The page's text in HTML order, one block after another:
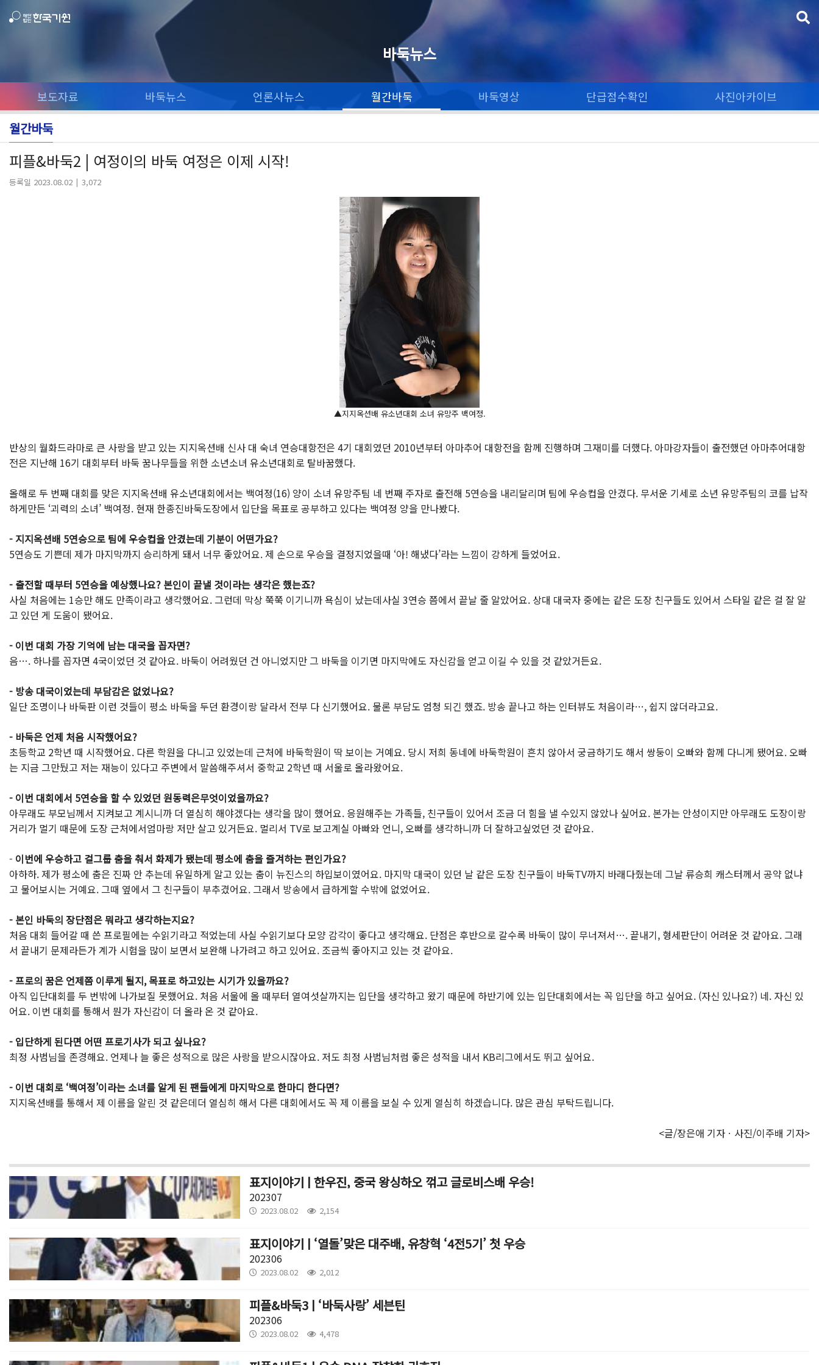
바둑뉴스
보도자료 바둑뉴스 언론사뉴스 월간바둑 바둑영상 단급점수확인 사진아카이브
월간바둑
피플&바둑2 | 여정이의 바둑 여정은 이제 시작!
등록일 2023.08.02 3,072
▲지지옥션배 유소년대회 소녀 유망주 백여정.
반상의 월화드라마로 큰 사랑을 받고 있는 지지옥션배 신사 대 숙녀 연승대항전은 4기 대회였던 2010년부터 아마추어 대항전을 함께 진행하며 그재미를 더했다. 아마강자들이 출전했던 아마추어대항
전은 지난해 16기 대회부터 바둑 꿈나무들을 위한 소년소녀 유소년대회로 탈바꿈했다.
올해로 두 번째 대회를 맞은 지지옥션배 유소년대회에서는 백여정(16) 양이 소녀 유망주팀 네 번째 주자로 출전해 5연승을 내리달리며 팀에 우승컵을 안겼다. 무서운 기세로 소년 유망주팀의 코를 납작
하게만든 ‘괴력의 소녀’ 백여정. 현재 한종진바둑도장에서 입단을 목표로 공부하고 있다는 백여정 양을 만나봤다.
- 지지옥션배 5연승으로 팀에 우승컵을 안겼는데 기분이 어떤가요?
5연승도 기쁜데 제가 마지막까지 승리하게 돼서 너무 좋았어요. 제 손으로 우승을 결정지었을때 ‘아! 해냈다’라는 느낌이 강하게 들었어요.
- 출전할 때부터 5연승을 예상했나요? 본인이 끝낼 것이라는 생각은 했는죠?
사실 처음에는 1승만 해도 만족이라고 생각했어요. 그런데 막상 쭉쭉 이기니까 욕심이 났는데사실 3연승 쯤에서 끝날 줄 알았어요. 상대 대국자 중에는 같은 도장 친구들도 있어서 스타일 같은 걸 잘 알
고 있던 게 도움이 됐어요.
- 이번 대회 가장 기억에 남는 대국을 꼽자면?
음…. 하나를 꼽자면 4국이었던 것 같아요. 바둑이 어려웠던 건 아니었지만 그 바둑을 이기면 마지막에도 자신감을 얻고 이길 수 있을 것 같았거든요.
- 방송 대국이었는데 부담감은 없었나요?
일단 조명이나 바둑판 이런 것들이 평소 바둑을 두던 환경이랑 달라서 전부 다 신기했어요. 물론 부담도 엄청 되긴 했죠. 방송 끝나고 하는 인터뷰도 처음이라…, 쉽지 않더라고요.
- 바둑은 언제 처음 시작했어요?
초등학교 2학년 때 시작했어요. 다른 학원을 다니고 있었는데 근처에 바둑학원이 딱 보이는 거예요. 당시 저희 동네에 바둑학원이 흔치 않아서 궁금하기도 해서 쌍둥이 오빠와 함께 다니게 됐어요. 오빠
는 지금 그만뒀고 저는 재능이 있다고 주변에서 말씀해주셔서 중학교 2학년 때 서울로 올라왔어요.
- 이번 대회에서 5연승을 할 수 있었던 원동력은무엇이었을까요?
아무래도 부모님께서 지켜보고 계시니까 더 열심히 해야겠다는 생각을 많이 했어요. 응원해주는 가족들, 친구들이 있어서 조금 더 힘을 낼 수있지 않았나 싶어요. 본가는 안성이지만 아무래도 도장이랑
거리가 멀기 때문에 도장 근처에서엄마랑 저만 살고 있거든요. 멀리서 TV로 보고계실 아빠와 언니, 오빠를 생각하니까 더 잘하고싶었던 것 같아요.
- 이번에 우승하고 걸그룹 춤을 춰서 화제가 됐는데 평소에 춤을 즐겨하는 편인가요?
아하하. 제가 평소에 춤은 진짜 안 추는데 유일하게 알고 있는 춤이 뉴진스의 하입보이였어요. 마지막 대국이 있던 날 같은 도장 친구들이 바둑TV까지 바래다줬는데 그날 류승희 캐스터께서 공약 없냐
고 물어보시는 거예요. 그때 옆에서 그 친구들이 부추겼어요. 그래서 방송에서 급하게할 수밖에 없었어요.
- 본인 바둑의 장단점은 뭐라고 생각하는지요?
처음 대회 들어갈 때 쓴 프로필에는 수읽기라고 적었는데 사실 수읽기보다 모양 감각이 좋다고 생각해요. 단점은 후반으로 갈수록 바둑이 많이 무너져서…. 끝내기, 형세판단이 어려운 것 같아요. 그래
서 끝내기 문제라든가 계가 시험을 많이 보면서 보완해 나가려고 하고 있어요. 조금씩 좋아지고 있는 것 같아요.
- 프로의 꿈은 언제쯤 이루게 될지, 목표로 하고있는 시기가 있을까요?
아직 입단대회를 두 번밖에 나가보질 못했어요. 처음 서울에 올 때부터 열여섯살까지는 입단을 생각하고 왔기 때문에 하반기에 있는 입단대회에서는 꼭 입단을 하고 싶어요. (자신 있나요?) 네. 자신 있
어요. 이번 대회를 통해서 뭔가 자신감이 더 올라 온 것 같아요.
- 입단하게 된다면 어떤 프로기사가 되고 싶나요?
최정 사범님을 존경해요. 언제나 늘 좋은 성적으로 많은 사랑을 받으시잖아요. 저도 최정 사범님처럼 좋은 성적을 내서 KB리그에서도 뛰고 싶어요.
- 이번 대회로 ‘백여정’이라는 소녀를 알게 된 팬들에게 마지막으로 한마디 한다면?
지지옥션배를 통해서 제 이름을 알린 것 같은데더 열심히 해서 다른 대회에서도 꼭 제 이름을 보실 수 있게 열심히 하겠습니다. 많은 관심 부탁드립니다.
<글/장은애 기자ㆍ사진/이주배 기자>
표지이야기 | 한우진, 중국 왕싱하오 꺾고 글로비스배 우승!
202307
2023.08.02 2,154
표지이야기 | ‘열돌’맞은 대주배, 유창혁 ‘4전5기’ 첫 우승
202306
2023.08.02 2,012
피플&바둑3 | ‘바둑사랑’ 세븐틴
202306
2023.08.02 4,478